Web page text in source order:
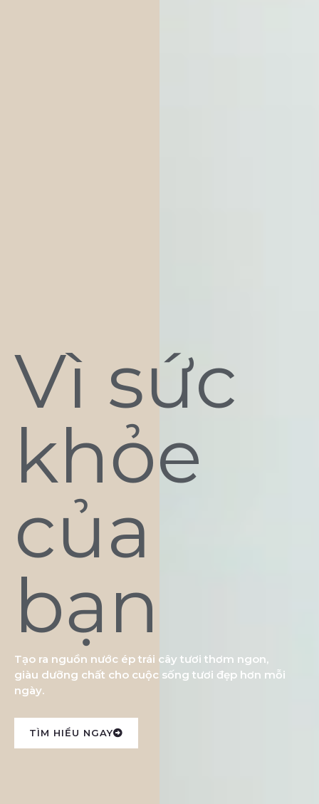
Vì sức
khỏe
của
bạn
Tạo ra nguồn nước ép trái cây tươi thơm ngon,
giàu dưỡng chất cho cuộc sống tươi đẹp hơn mỗi
ngày.
TÌM HIỂU NGAY